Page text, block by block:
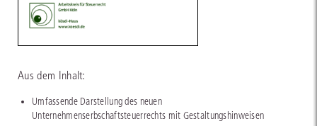
Aus dem Inhalt:
Umfassende Darstellung des neuen
Unternehmenserbschaftsteuerrechts mit Gestaltungshinweisen